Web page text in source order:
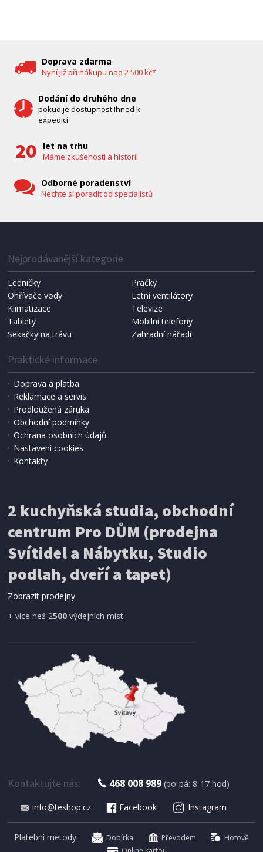
NÁHRADNÍ SÁČKY DO VYSAVAČE
Koma KRA-SB02S (Multi Bag, S-BAG SMS)
199 Kč Přidat do košíku
SÍŤ PROTI HMYZU
ProGarden KO-CY5910600 Síť proti hmyzu do
dveří magnetická 210 x 100 cm
179 Kč
SUŠIČKA OVOCE S ČASOVAČEM
Concept SO 1060 In Time
Doprava zdarma
Nyní již při nákupu nad 2 500 kč*
Dodání do druhého dne
pokud je dostupnost Ihned k
expedici
let na trhu
Máme zkušenosti a historii
Odborné poradenství
Nechte si poradit od specialistů
Nejprodávanější kategorie
Ledničky
Pračky
Ohřívače vody
Letní ventilátory
Klimatizace
Televize
Tablety
Mobilní telefony
Sekačky na trávu
Zahradní nářadí
Praktické informace
Doprava a platba
Reklamace a servis
Prodloužená záruka
Obchodní podmínky
Ochrana osobních údajů
Nastavení cookies
Kontakty
2 kuchyňská studia, obchodní
centrum Pro DŮM (prodejna
Svítidel a Nábytku, Studio
podlah, dveří a tapet)
Zobrazit prodejny
+ více než 2500 výdejních míst
Kontaktujte nás: 468 008 989 (po-pá: 8-17 hod)
info@teshop.cz Facebook Instagram
Platební metody: Dobírka Převodem
Hotově